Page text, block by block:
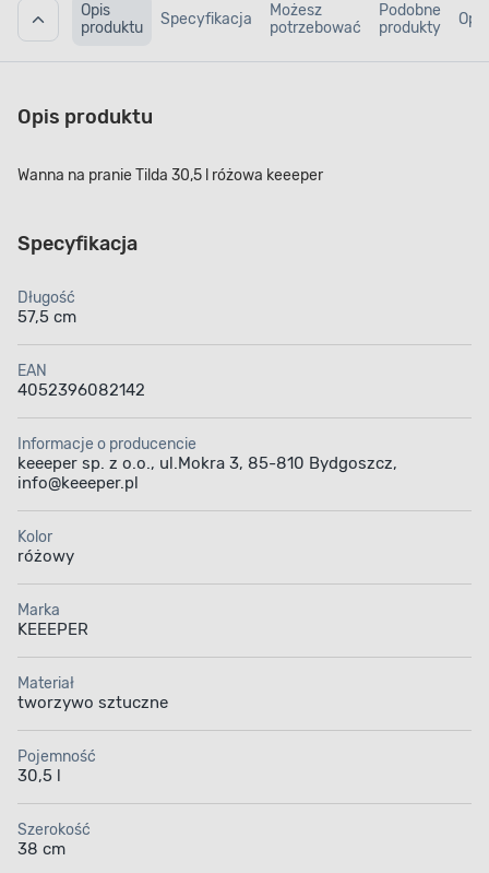
Opis
produktu
Specyfikacja
Możesz
potrzebować
Podobne
produkty
Opis produktu
Wanna na pranie Tilda 30,5 l różowa keeeper
Specyfikacja
Długość
57,5 cm
EAN
4052396082142
Informacje o producencie
keeeper sp. z o.o., ul.Mokra 3, 85-810 Bydgoszcz,
info@keeeper.pl
Kolor
różowy
Marka
KEEEPER
Materiał
tworzywo sztuczne
Pojemność
30,5 l
Szerokość
38 cm